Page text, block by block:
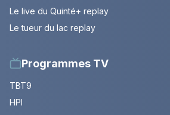
Le live du Quinté+ replay
Le tueur du lac replay
Programmes TV
TBT9
HPI